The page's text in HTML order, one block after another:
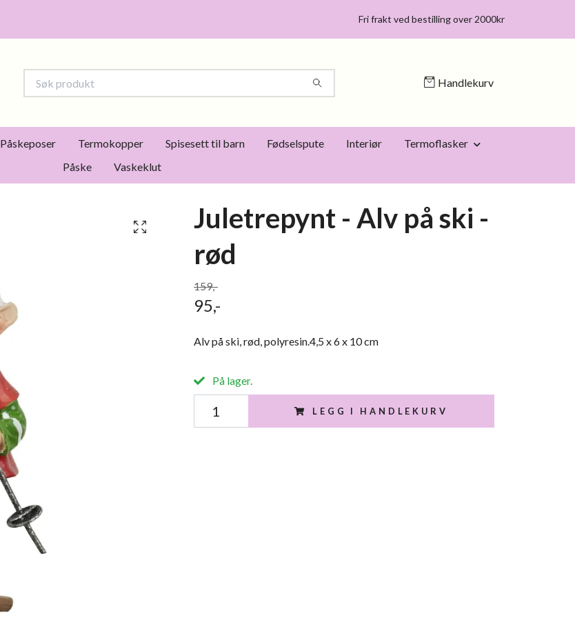
Fri frakt ved bestilling over 2000kr
Handlekurv
Påskeposer Termokopper Spisesett til barn Fødselspute Interiør
Termoflasker
Påske
Vaskeklut
Juletrepynt - Alv på ski -
rød
159,-
95,-
Alv på ski, rød, polyresin.4,5 x 6 x 10 cm
På lager.
LEGG I HANDLEKURV